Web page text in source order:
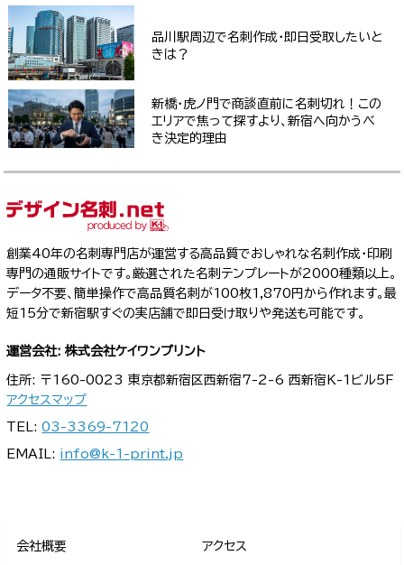
品川駅周辺で名刺作成・即日受取したいと
きは？
新橋・虎ノ門で商談直前に名刺切れ！この
エリアで焦って探すより、新宿へ向かうべ
き決定的理由
創業40年の名刺専門店が運営する高品質でおしゃれな名刺作成・印刷
専門の通販サイトです。厳選された名刺テンプレートが2000種類以上。
データ不要、簡単操作で高品質名刺が100枚1,870円から作れます。最
短15分で新宿駅すぐの実店舗で即日受け取りや発送も可能です。
運営会社: 株式会社ケイワンプリント
住所: 〒160-0023 東京都新宿区西新宿7-2-6 西新宿K-1ビル5F
アクセスマップ
TEL:03-3369-7120
EMAIL: info@k-1-print.jp
会社概要 アクセス